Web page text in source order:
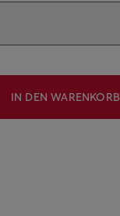
IN DEN WARENKORB